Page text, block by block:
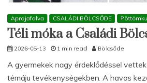
Aprajafalva CSALÁDI BÖLCSŐDE
Téli móka a Családi
2026-05-13 1 min read Bölcsőde
A gyermekek nagy érdeklődéssel
témáju tevékenységekben. A havas